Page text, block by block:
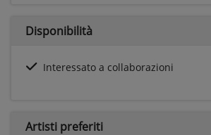
Disponibilità
Interessato a collaborazioni
Artisti preferiti